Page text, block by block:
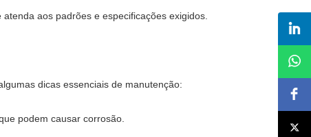
aos padrões e especificações exigidos.
dicas essenciais de manutenção:
podem causar corrosão.